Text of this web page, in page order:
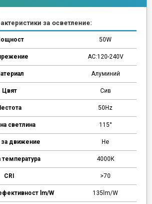
за осветление:
50W
AC:120-240V
Алуминий
Цвят Сив
50Hz
светлина 115°
за движение Не
температура 4000К
CRI >70
lm/W 135lm/W